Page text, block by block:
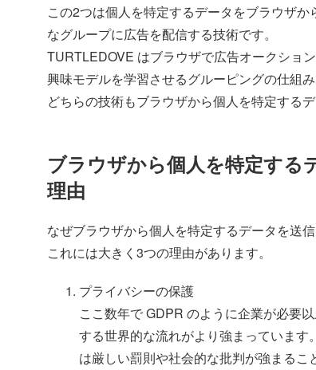
この2つは個人を特定するデータをブラウザ
なグループに広告を配信する技術です。
TURTLEDOVE はブラウザで広告オークショ
興味モデルを学習させるグルーピングの仕組み
どちらの技術もブラウザから個人を特定する
ブラウザから個人を特定する
理由
なぜブラウザから個人を特定するデータを送
これには大きく3つの理由があります。
プライバシーの保護
ここ数年で GDPR のように企業が必要
する世界的な流れがより強まっていま
は厳しい罰則や社会的な批判が強まる